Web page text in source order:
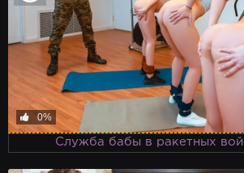
0%
Служба бабы в ракетных